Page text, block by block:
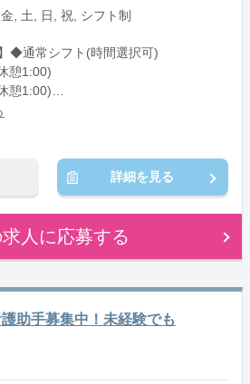
, 土, 日, 祝, シフト制
】◆通常シフト(時間選択可)
憩1:00)
憩1:00)
憩1:00)
詳細を見る
人に応募する
助手募集中！未経験でも